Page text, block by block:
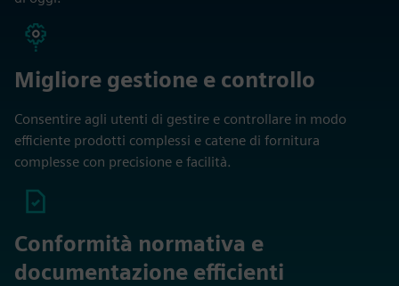
Migliore gestione e controllo
Consentire agli utenti di gestire e controllare in modo
efficiente prodotti complessi e catene di fornitura
complesse con precisione e facilità.
Conformità normativa e
documentazione efficienti